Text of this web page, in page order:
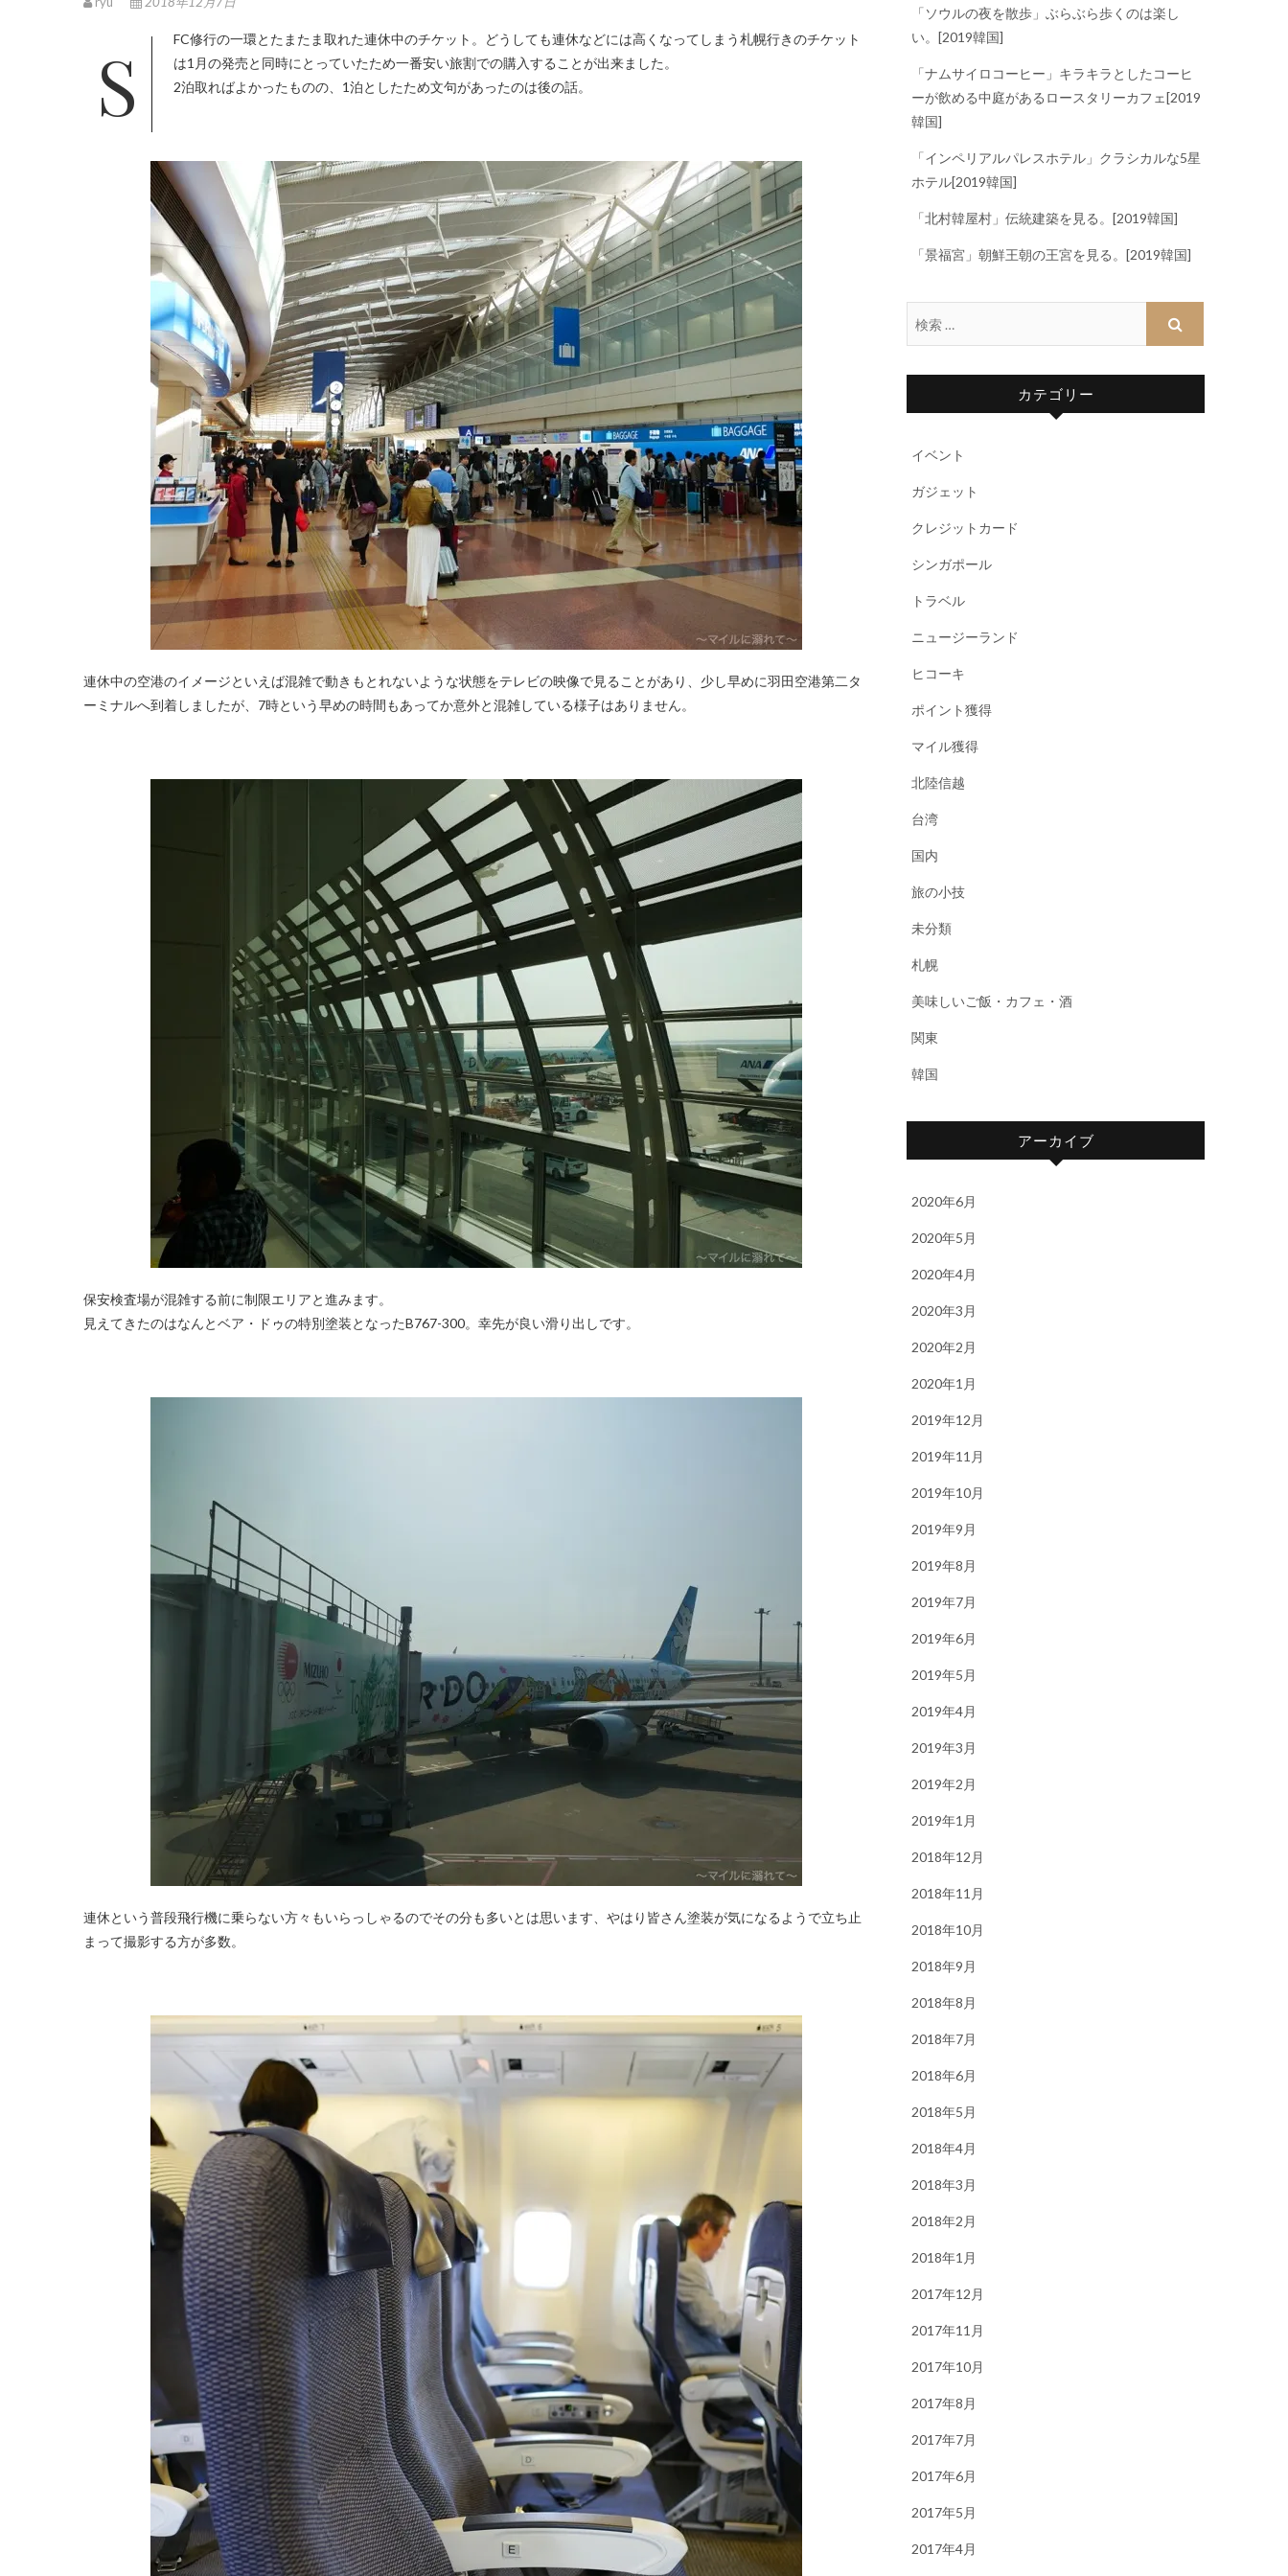
SFC修行の一環とたまたま取れた連休中のチケット。どうしても連休などには高くなってしまう札幌行きのチケット
は1月の発売と同時にとっていたため一番安い旅割での購入することが出来ました。
2泊取ればよかったものの、1泊としたため文句があったのは後の話。
連休中の空港のイメージといえば混雑で動きもとれないような状態をテレビの映像で見ることがあり、少し早めに羽田空港第二タ
ーミナルへ到着しましたが、7時という早めの時間もあってか意外と混雑している様子はありません。
保安検査場が混雑する前に制限エリアと進みます。
見えてきたのはなんとベア・ドゥの特別塗装となったB767-300。幸先が良い滑り出しです。
連休という普段飛行機に乗らない方々もいらっしゃるのでその分も多いとは思います、やはり皆さん塗装が気になるようで立ち止
まって撮影する方が多数。
「ソウルの夜を散歩」ぶらぶら歩くのは楽し
い。[2019韓国]
「ナムサイロコーヒー」キラキラとしたコーヒ
ーが飲める中庭があるロースタリーカフェ[2019
韓国]
「インペリアルパレスホテル」クラシカルな5星
ホテル[2019韓国]
「北村韓屋村」伝統建築を見る。[2019韓国]
「景福宮」朝鮮王朝の王宮を見る。[2019韓国]
カテゴリー
イベント
ガジェット
クレジットカード
シンガポール
トラベル
ニュージーランド
ヒコーキ
ポイント獲得
マイル獲得
北陸信越
台湾
国内
旅の小技
未分類
札幌
美味しいご飯・カフェ・酒
関東
韓国
アーカイブ
2020年6月
2020年5月
2020年4月
2020年3月
2020年2月
2020年1月
2019年12月
2019年11月
2019年10月
2019年9月
2019年8月
2019年7月
2019年6月
2019年5月
2019年4月
2019年3月
2019年2月
2019年1月
2018年12月
2018年11月
2018年10月
2018年9月
2018年8月
2018年7月
2018年6月
2018年5月
2018年4月
2018年3月
2018年2月
2018年1月
2017年12月
2017年11月
2017年10月
2017年8月
2017年7月
2017年6月
2017年5月
2017年4月